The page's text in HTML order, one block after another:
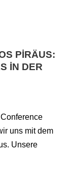
PIRÄUS:
IN DER
uns mit dem
Unsere